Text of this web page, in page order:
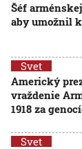
Šéf
aby umožnil
Svet
Americký
vraždenie
1918 za
Svet